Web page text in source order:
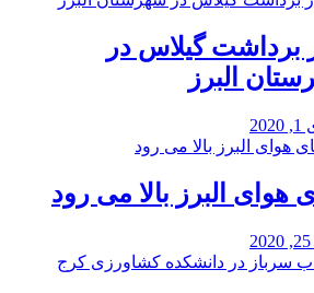
برداشت گیلاس در
البرز
هوای البرز بالا می رود